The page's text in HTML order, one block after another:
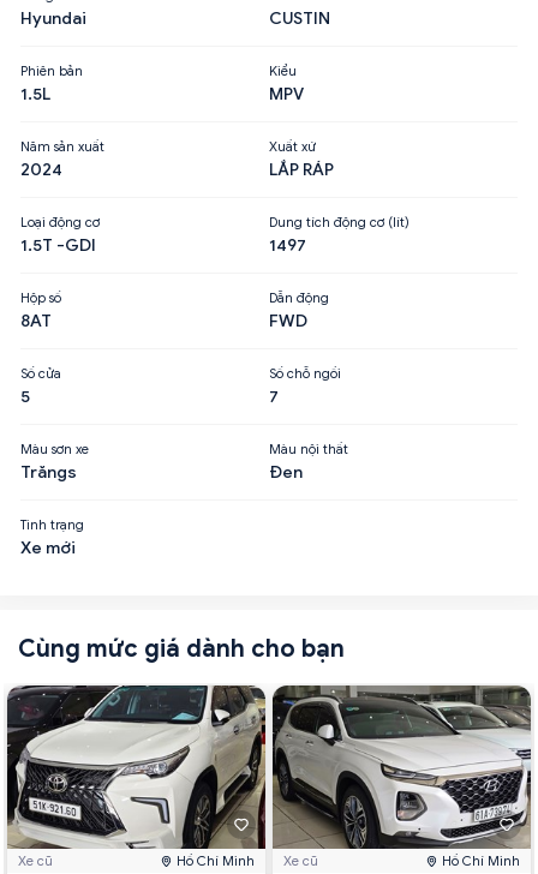
Hyundai CUSTIN
Phiên bản
1.5L
Kiểu
MPV
Năm sản xuất
2024
Xuất xứ
LẮP RÁP
Loại động cơ
1.5T -GDI
Dung tích động cơ (lít)
1497
Hộp số
8AT
Dẫn động
FWD
Số cửa
5
Số chỗ ngồi
7
Màu sơn xe
Trăngs
Màu nội thất
Đen
Tình trạng
Xe mới
Cùng mức giá dành cho bạn
Xe cũ Hồ Chí Minh Xe cũ Hồ Chí Minh